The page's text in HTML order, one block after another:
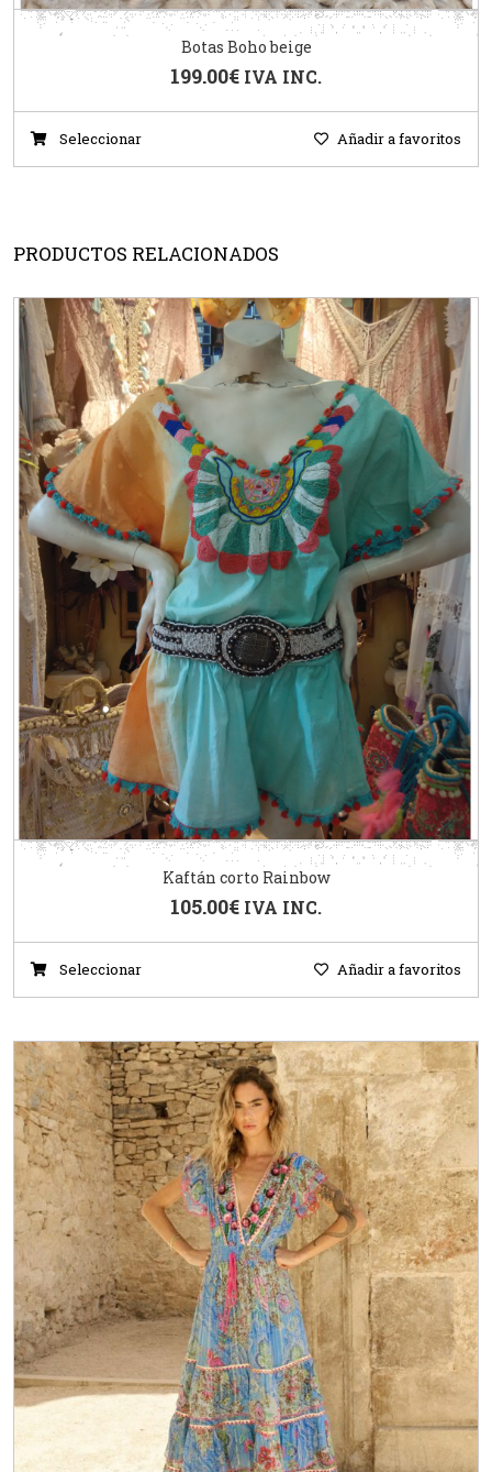
Botas Boho beige
199.00€ IVA INC.
Seleccionar Añadir a favoritos
PRODUCTOS RELACIONADOS
Kaftán corto Rainbow
105.00€ IVA INC.
Seleccionar Añadir a favoritos